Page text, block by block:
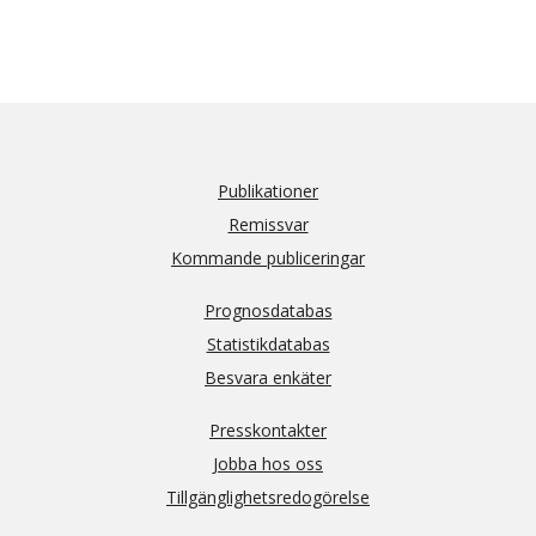
Publikationer
Remissvar
Kommande publiceringar
Prognosdatabas
Statistikdatabas
Besvara enkäter
Presskontakter
Jobba hos oss
Tillgänglighetsredogörelse